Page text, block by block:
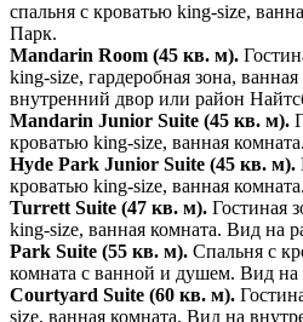
спальня с кроватью king-size,
Парк.
Mandarin Room (45 кв. м).
king-size, гардеробная зона,
внутренний двор или район
Mandarin Junior Suite (45 кв. м).
кроватью king-size, ванная
Hyde Park Junior Suite (45 кв. м).
кроватью king-size, ванная
Turrett Suite (47 кв. м). Гостиная
king-size, ванная комната. Вид на
Park Suite (55 кв. м). Спальня с
комната с ванной и душем. Вид
Сourtyard Suite (60 кв. м).
size, ванная комната. Вид на